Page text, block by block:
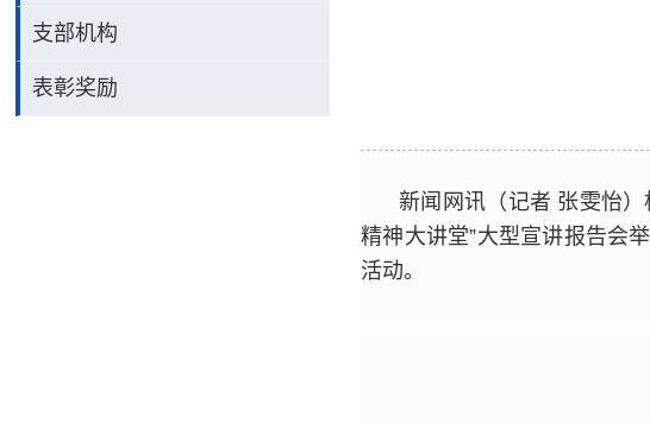
支部机构
表彰奖励
新闻网讯（记者 张雯怡
精神大讲堂”大型宣讲报告会
活动。